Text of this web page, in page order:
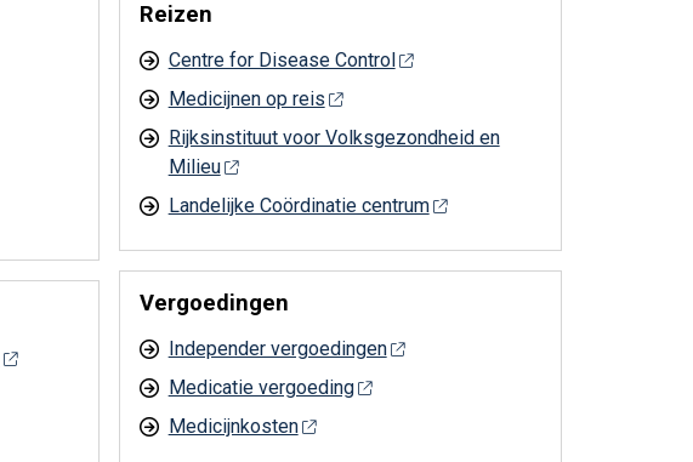
Reizen
Centre for Disease Control
Medicijnen op reis
Rijksinstituut voor Volksgezondheid en
Milieu
Landelijke Coördinatie centrum
Vergoedingen
Independer vergoedingen
Medicatie vergoeding
Medicijnkosten